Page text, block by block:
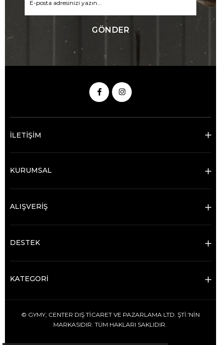
GÖNDER
İLETİŞİM
KURUMSAL
ALIŞVERİŞ
DESTEK
KATEGORİ
© GYMY, CENTER DIŞ TİCARET VE PAZARLAMA LTD. ŞTİ.'NİN
MARKASIDIR. TÜM HAKLARI SAKLIDIR.